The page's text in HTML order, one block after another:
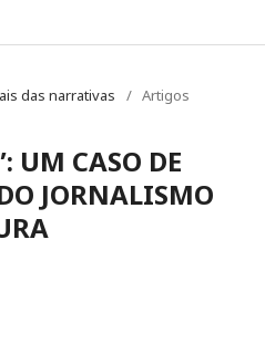
das narrativas
/ Artigos
UM CASO DE
JORNALISMO